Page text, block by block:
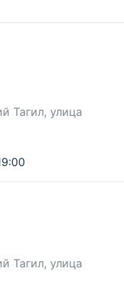
Тагил, улица
Тагил, улица